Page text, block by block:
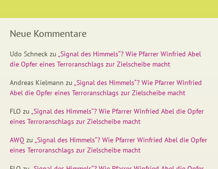
Neue Kommentare
Udo Schneck zu „Signal des Himmels“? Wie Pfarrer Winfried Abel
die Opfer eines Terroranschlags zur Zielscheibe macht
Andreas Kielmann zu „Signal des Himmels“? Wie Pfarrer Winfried
Abel die Opfer eines Terroranschlags zur Zielscheibe macht
FLO zu „Signal des Himmels“? Wie Pfarrer Winfried Abel die Opfer
eines Terroranschlags zur Zielscheibe macht
AWQ zu „Signal des Himmels“? Wie Pfarrer Winfried Abel die Opfer
eines Terroranschlags zur Zielscheibe macht